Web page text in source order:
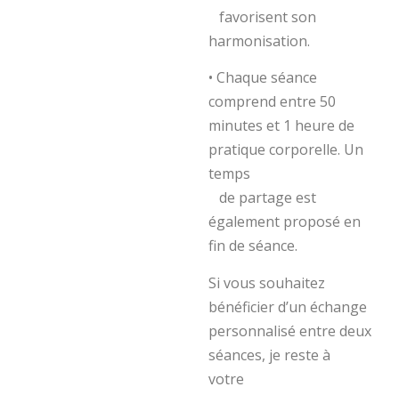
favorisent son
harmonisation.
• Chaque séance
comprend entre 50
minutes et 1 heure de
pratique corporelle. Un
temps
de partage est
également proposé en
fin de séance.
Si vous souhaitez
bénéficier d’un échange
personnalisé entre deux
séances, je reste à
votre